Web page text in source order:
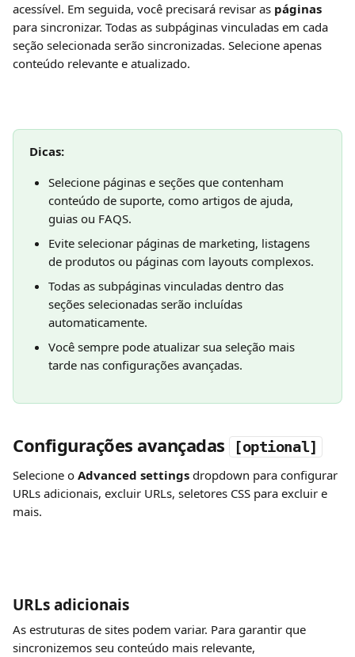
acessível. Em seguida, você precisará revisar as páginas
para sincronizar. Todas as subpáginas vinculadas em cada
seção selecionada serão sincronizadas. Selecione apenas
conteúdo relevante e atualizado.
Dicas:
Selecione páginas e seções que contenham
conteúdo de suporte, como artigos de ajuda,
guias ou FAQS.
Evite selecionar páginas de marketing, listagens
de produtos ou páginas com layouts complexos.
Todas as subpáginas vinculadas dentro das
seções selecionadas serão incluídas
automaticamente.
Você sempre pode atualizar sua seleção mais
tarde nas configurações avançadas.
Configurações avançadas [optional]
Selecione o Advanced settings dropdown para configurar
URLs adicionais, excluir URLs, seletores CSS para excluir e
mais.
URLs adicionais
As estruturas de sites podem variar. Para garantir que
sincronizemos seu conteúdo mais relevante,